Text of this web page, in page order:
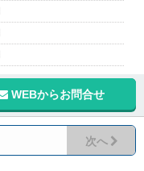
WEBからお問合せ
次へ